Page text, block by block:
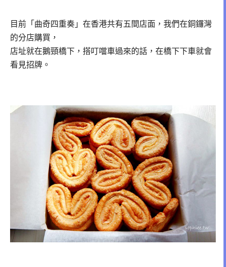
目前「曲奇四重奏」在香港共有五間店面，我們在銅鑼灣
的分店購買，
店址就在鵝頸橋下，搭叮噹車過來的話，在橋下下車就會
看見招牌。